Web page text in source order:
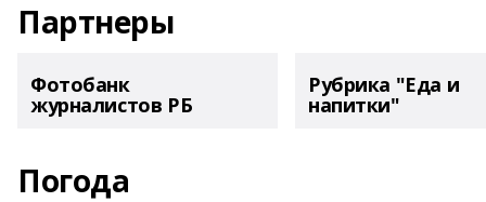
Партнеры
Фотобанк
журналистов РБ
Рубрика "Еда и
напитки"
Погода